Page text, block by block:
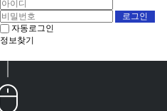
자동로그인
정보찾기